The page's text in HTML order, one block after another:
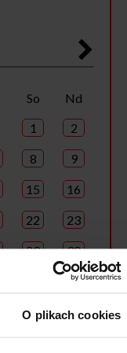
O plikach cookies
So
Nd
1 2
8 9
15 16
22 23
29 30
6